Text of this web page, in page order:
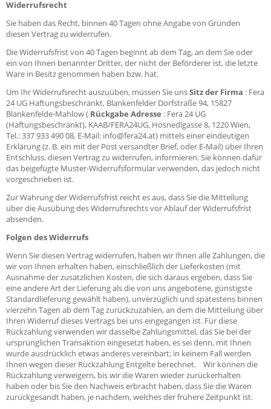
Widerrufsrecht
Sie haben das Recht, binnen 40 Tagen ohne Angabe von Gründen
diesen Vertrag zu widerrufen.
Die Widerrufsfrist von 40 Tagen beginnt ab dem Tag, an dem Sie oder
ein von Ihnen benannter Dritter, der nicht der Beförderer ist, die letzte
Ware in Besitz genommen haben bzw. hat.
Um Ihr Widerrufsrecht auszuüben, müssen Sie unsSitz der Firma : Fera
24 UG Haftungsbeschränkt, Blankenfelder Dorfstraße 94, 15827
Blankenfelde-Mahlow ( Rückgabe Adresse : Fera 24 UG
(Haftungsbeschränkt), KAAB/FERA24UG, Hosnedlgasse 8, 1220 Wien,
Tel.: 337 933 490 08, E-Mail: info@fera24.at) mittels einer eindeutigen
Erklärung (z. B. ein mit der Post versandter Brief, oder E-Mail) über Ihren
Entschluss, diesen Vertrag zu widerrufen, informieren. Sie können dafür
das beigefügte Muster-Widerrufsformular verwenden, das jedoch nicht
vorgeschrieben ist.
Zur Wahrung der Widerrufsfrist reicht es aus, dass Sie die Mitteilung
über die Ausübung des Widerrufsrechts vor Ablauf der Widerrufsfrist
absenden.
Folgen des Widerrufs
Wenn Sie diesen Vertrag widerrufen, haben wir Ihnen alle Zahlungen, die
wir von Ihnen erhalten haben, einschließlich der Lieferkosten (mit
Ausnahme der zusätzlichen Kosten, die sich daraus ergeben, dass Sie
eine andere Art der Lieferung als die von uns angebotene, günstigste
Standardlieferung gewählt haben), unverzüglich und spätestens binnen
vierzehn Tagen ab dem Tag zurückzuzahlen, an dem die Mitteilung über
Ihren Widerruf dieses Vertrags bei uns eingegangen ist. Für diese
Rückzahlung verwenden wir dasselbe Zahlungsmittel, das Sie bei der
ursprünglichen Transaktion eingesetzt haben, es sei denn, mit Ihnen
wurde ausdrücklich etwas anderes vereinbart; in keinem Fall werden
Ihnen wegen dieser Rückzahlung Entgelte berechnet. Wir können die
Rückzahlung verweigern, bis wir die Waren wieder zurückerhalten
haben oder bis Sie den Nachweis erbracht haben, dass Sie die Waren
zurückgesandt haben, je nachdem, welches der frühere Zeitpunkt ist.